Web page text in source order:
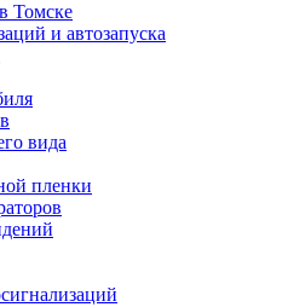
Томске
и автозапуска
вида
пленки